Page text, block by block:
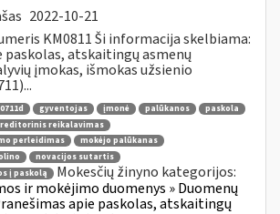
2022-10-21
KM0811 Ši informacija skelbiama:
paskolas, atskaitingų asmenų
įmokas, išmokas užsienio
gyventojas įmonė palūkanos
paskola
reikalavimas
perleidimas
mokėjo palūkanas
novacijos sutartis
į paskolą
Mokesčių žinyno kategorijos:
ir mokėjimo duomenys » Duomenų
apie paskolas, atskaitingų